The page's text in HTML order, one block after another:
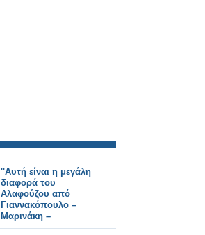
''Αυτή είναι η μεγάλη
διαφορά του
Αλαφούζου από
Γιαννακόπουλο –
Μαρινάκη –
Μελισσανίδη''